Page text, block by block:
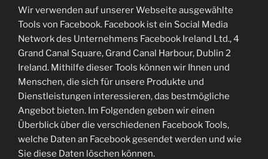
Wir verwenden auf unserer Webseite ausgewählte
Tools von Facebook. Facebook ist ein Social Media
Network des Unternehmens Facebook Ireland Ltd., 4
Grand Canal Square, Grand Canal Harbour, Dublin 2
Ireland. Mithilfe dieser Tools können wir Ihnen und
Menschen, die sich für unsere Produkte und
Dienstleistungen interessieren, das bestmögliche
Angebot bieten. Im Folgenden geben wir einen
Überblick über die verschiedenen Facebook Tools,
welche Daten an Facebook gesendet werden und wie
Sie diese Daten löschen können.